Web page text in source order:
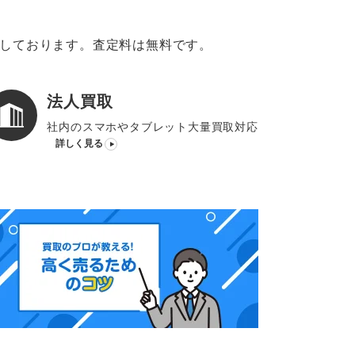
ております。査定料は無料です。
法人買取
社内のスマホやタブレット大量買取対応
詳しく見る